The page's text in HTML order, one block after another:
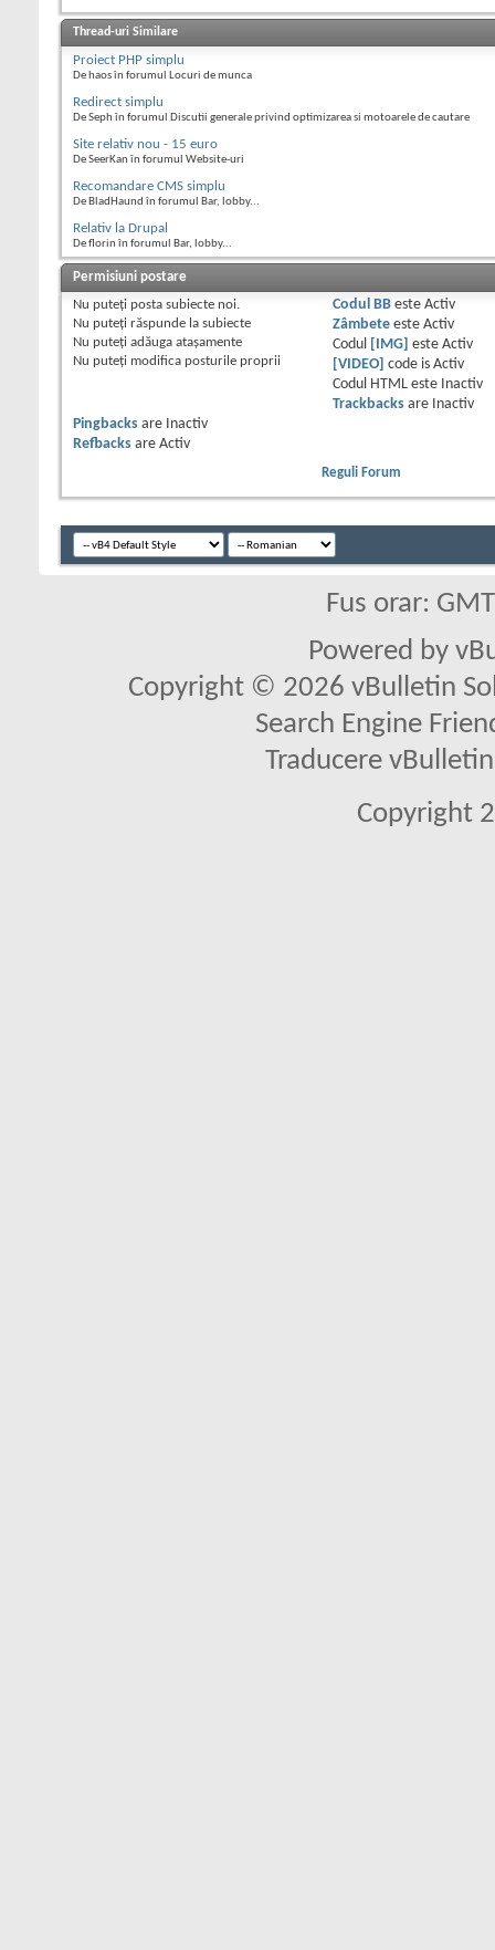
Thread-uri Similare
Proiect PHP simplu
De haos în forumul Locuri de munca
Redirect simplu
De Seph în forumul Discutii generale privind optimizarea si motoarele de cautare
Site relativ nou - 15 euro
De SeerKan în forumul Website-uri
Recomandare CMS simplu
De BladHaund în forumul Bar, lobby...
Relativ la Drupal
De florin în forumul Bar, lobby...
Permisiuni postare
Nu puteţi posta subiecte noi.
Nu puteţi răspunde la subiecte
Nu puteţi adăuga ataşamente
Nu puteţi modifica posturile proprii
Codul BBeste Activ
Zâmbeteeste Activ
Codul
[IMG] este Activ
[VIDEO] code is Activ
Codul HTML este
Inactiv
Trackbacksare
Inactiv
Pingbacks are
Inactiv
Refbacks are Activ
Reguli Forum
Fus orar:
Powered by
Copyright © 2026 vBulletin
Search Engine
Traducere
Copyright